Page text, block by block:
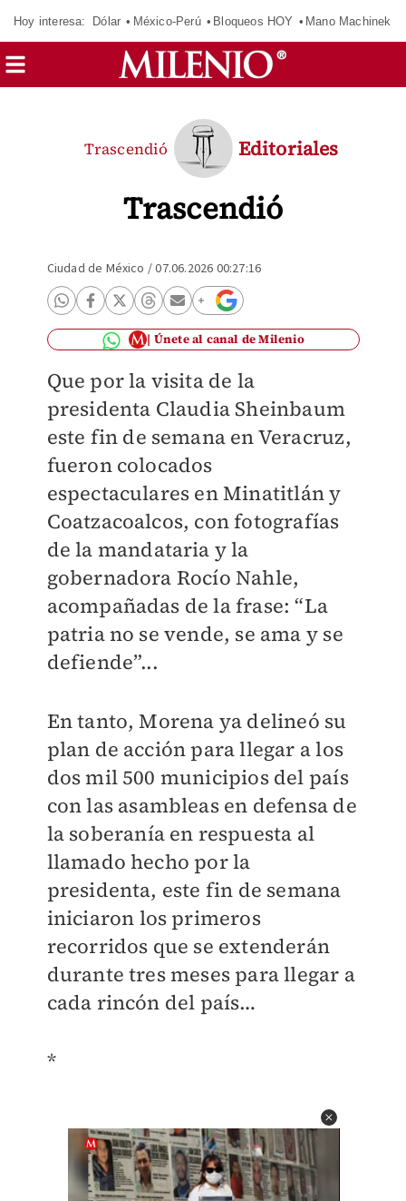
Hoy interesa: Dólar México-Perú Bloqueos HOY Mano Machinek
Trascendió
Trascendió Editoriales
Ciudad de México /07.06.2026 00:27:16
Únete al canal de Milenio
Que por la visita de la
presidenta Claudia Sheinbaum
este fin de semana en Veracruz,
fueron colocados
espectaculares en Minatitlán y
Coatzacoalcos, con fotografías
de la mandataria y la
gobernadora Rocío Nahle,
acompañadas de la frase: “La
patria no se vende, se ama y se
defiende”...
En tanto, Morena ya delineó su
plan de acción para llegar a los
dos mil 500 municipios del país
con las asambleas en defensa de
la soberanía en respuesta al
llamado hecho por la
presidenta, este fin de semana
iniciaron los primeros
recorridos que se extenderán
durante tres meses para llegar a
cada rincón del país…
*